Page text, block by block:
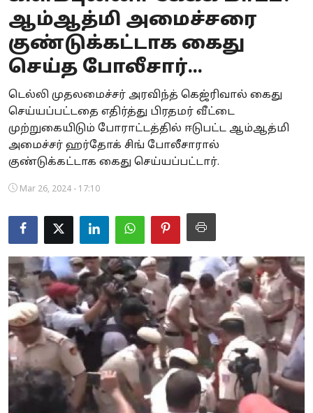
Business
Crime
National
World
Weather
Politics
ஆம்ஆத்மி அமைச்சரை
குண்டுக்கட்டாக கைது
செய்த போலீசார்...
டெல்லி முதலமைச்சர் அரவிந்த் கெஜ்ரிவால் கைது
செய்யப்பட்டதை எதிர்த்து பிரதமர் வீட்டை
முற்றுகையிடும் போராட்டத்தில் ஈடுபட்ட ஆம்ஆத்மி
அமைச்சர் ஹர்தோக் சிங் போலீசாரால்
குண்டுக்கட்டாக கைது செய்யப்பட்டார்.
Mar 26, 2024 - 17:10